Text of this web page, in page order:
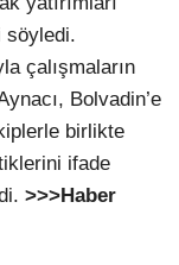
söyledi.
çalışmaların
Bolvadin’e
birlikte
ifade
>>>Haber